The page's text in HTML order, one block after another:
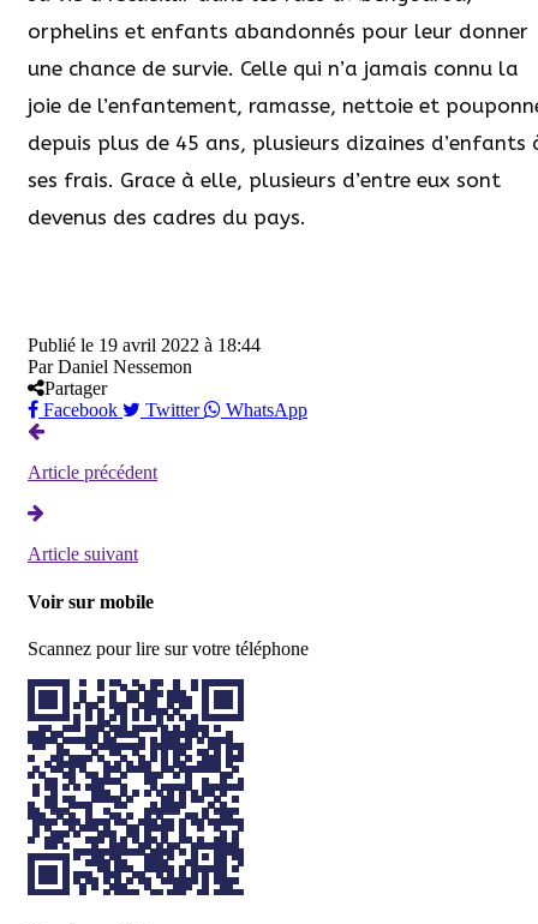
orphelins et enfants abandonnés pour leur donner
une chance de survie. Celle qui n’a jamais connu la
joie de l’enfantement, ramasse, nettoie et
depuis plus de 45 ans, plusieurs dizaines d’enfants
ses frais. Grace à elle, plusieurs d’entre eux sont
devenus des cadres du pays.
Publié le 19 avril 2022 à 18:44
Par Daniel Nessemon
Partager
Facebook
Twitter WhatsApp
Article précédent
Article suivant
Voir sur mobile
Scannez pour lire sur votre téléphone